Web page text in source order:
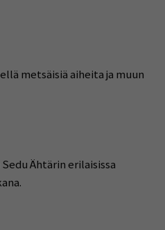
metsäisiä aiheita ja muun
Ähtärin erilaisissa